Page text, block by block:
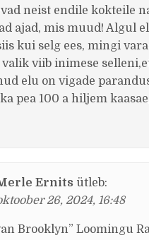
neist endile kokteile
ajad, mis muud! Algul
kui selg ees, mingi
viib inimese
elu on vigade
pea 100 a hiljem
Ernits ütleb:
26, 2024, 16:48
Brooklyn” Loomingu